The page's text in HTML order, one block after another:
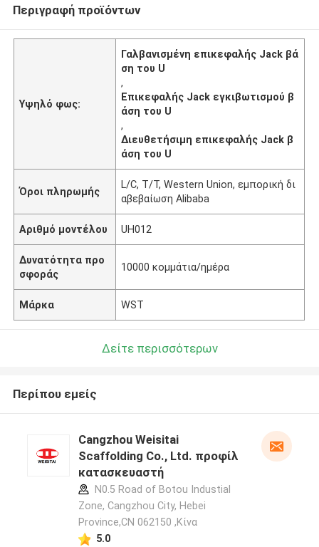
Περιγραφή προϊόντων
Υψηλό φως:
Γαλβανισμένη επικεφαλής Jack βά
ση του U
,
Επικεφαλής Jack εγκιβωτισμού β
άση του U
,
Διευθετήσιμη επικεφαλής Jack β
άση του U
Όροι πληρωμής
L/C, T/T, Western Union, εμπορική δι
αβεβαίωση Alibaba
Αριθμό μοντέλου UH012
Δυνατότητα προ
σφοράς
10000 κομμάτια/ημέρα
Μάρκα WST
Δείτε περισσότερων
Περίπου εμείς
Cangzhou Weisitai
Scaffolding Co., Ltd. προφίλ
κατασκευαστή
N0.5 Road of Botou Industial
Zone, Cangzhou City, Hebei
Province,CN 062150 ,Κίνα
5.0